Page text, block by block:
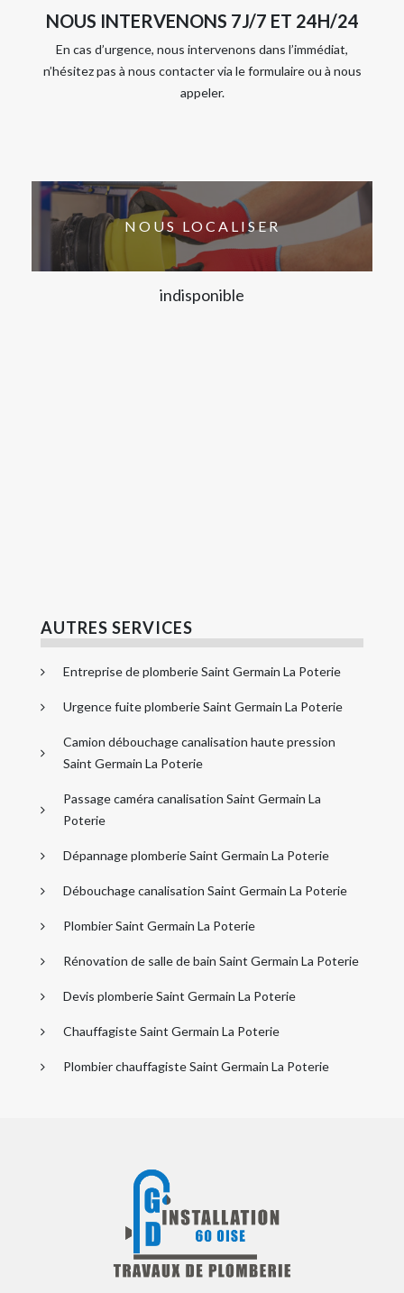
NOUS INTERVENONS 7J/7 ET 24H/24
En cas d’urgence, nous intervenons dans l’immédiat,
n’hésitez pas à nous contacter via le formulaire ou à nous
appeler.
NOUS LOCALISER
indisponible
AUTRES SERVICES
Entreprise de plomberie Saint Germain La Poterie
Urgence fuite plomberie Saint Germain La Poterie
Camion débouchage canalisation haute pression
Saint Germain La Poterie
Passage caméra canalisation Saint Germain La
Poterie
Dépannage plomberie Saint Germain La Poterie
Débouchage canalisation Saint Germain La Poterie
Plombier Saint Germain La Poterie
Rénovation de salle de bain Saint Germain La Poterie
Devis plomberie Saint Germain La Poterie
Chauffagiste Saint Germain La Poterie
Plombier chauffagiste Saint Germain La Poterie